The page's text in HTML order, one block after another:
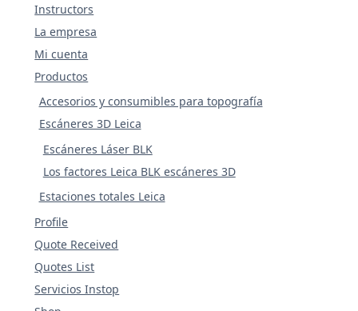
Instructors
La empresa
Mi cuenta
Productos
Accesorios y consumibles para topografía
Escáneres 3D Leica
Escáneres Láser BLK
Los factores Leica BLK escáneres 3D
Estaciones totales Leica
Profile
Quote Received
Quotes List
Servicios Instop